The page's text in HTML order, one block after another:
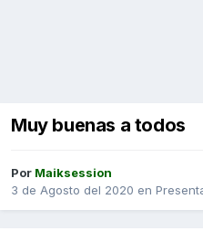
Muy buenas a todos
Por Maiksession
3 de Agosto del 2020 en